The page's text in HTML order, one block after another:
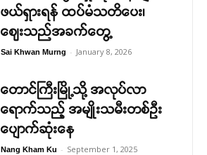
ဖယ်ရှားရန် ထပ်မံသတိပေး၊
ဈေးသည်အခက်တွေ့
Sai Khwan Murng - January 8, 2026
တောင်ကြီးမြို့သို့ အလုပ်လာ
ရောက်သည့် အမျိုးသမီးတစ်ဉီး
ပျောက်ဆုံးနေ
Nang Kham Ku - September 1, 2025